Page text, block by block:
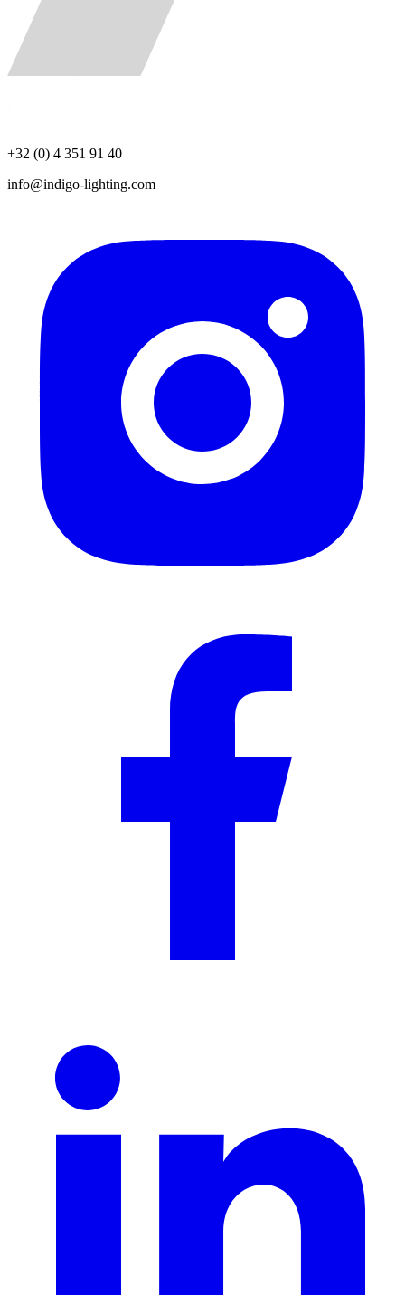
+32 (0) 4 351 91 40
info@indigo-lighting.com